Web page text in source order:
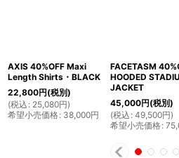
AXIS 40%OFF Maxi
Length Shirts・BLACK
22,800円(税別)
(税込 : 25,080円)
希望小売価格: 38,000円
FACETASM
HOODED
JACKET
45,000円(税別)
(税込 : 49,500円)
希望小売価格: